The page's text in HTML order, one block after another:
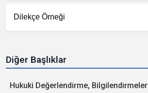
Dilekçe Örneği
Diğer Başlıklar
Hukuki Değerlendirme, Bilgilendirmeler